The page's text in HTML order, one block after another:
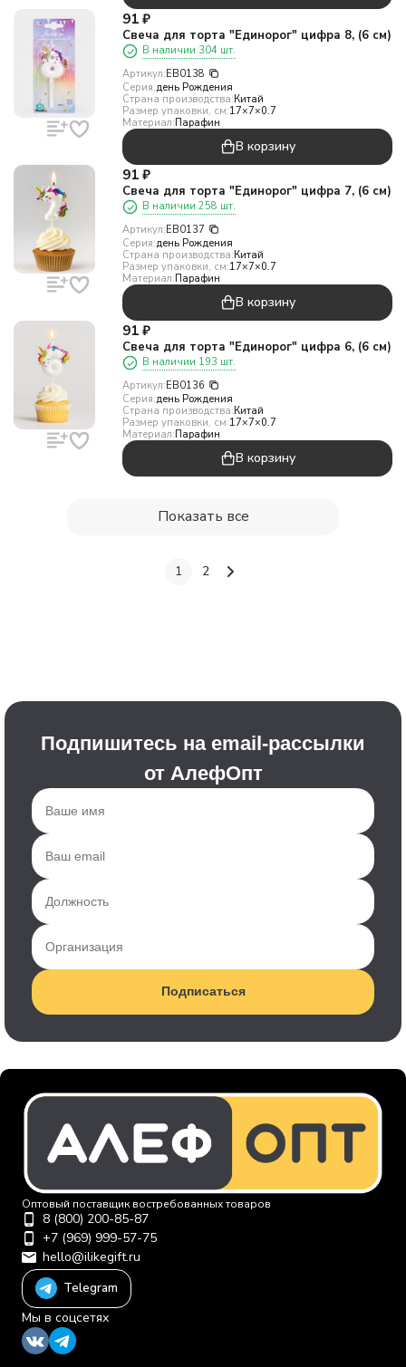
91 ₽
Свеча для торта "Единорог" цифра 8, (6 см)
В наличии 304 шт.
Артикул:EB0138
Серия:день Рождения
Страна производства:Китай
Размер упаковки, см:17×7×0.7
Материал:Парафин
В корзину
91 ₽
Свеча для торта "Единорог" цифра 7, (6 см)
В наличии 258 шт.
Артикул:EB0137
Серия:день Рождения
Страна производства:Китай
Размер упаковки, см:17×7×0.7
Материал:Парафин
В корзину
91 ₽
Свеча для торта "Единорог" цифра 6, (6 см)
В наличии 193 шт.
Артикул:EB0136
Серия:день Рождения
Страна производства:Китай
Размер упаковки, см:17×7×0.7
Материал:Парафин
В корзину
Показать все
1 2
Подпишитесь на email-рассылки
от АлефОпт
Подписаться
Оптовый поставщик востребованных товаров
8 (800) 200-85-87
+7 (969) 999-57-75
hello@ilikegift.ru
Telegram
Мы в соцсетях